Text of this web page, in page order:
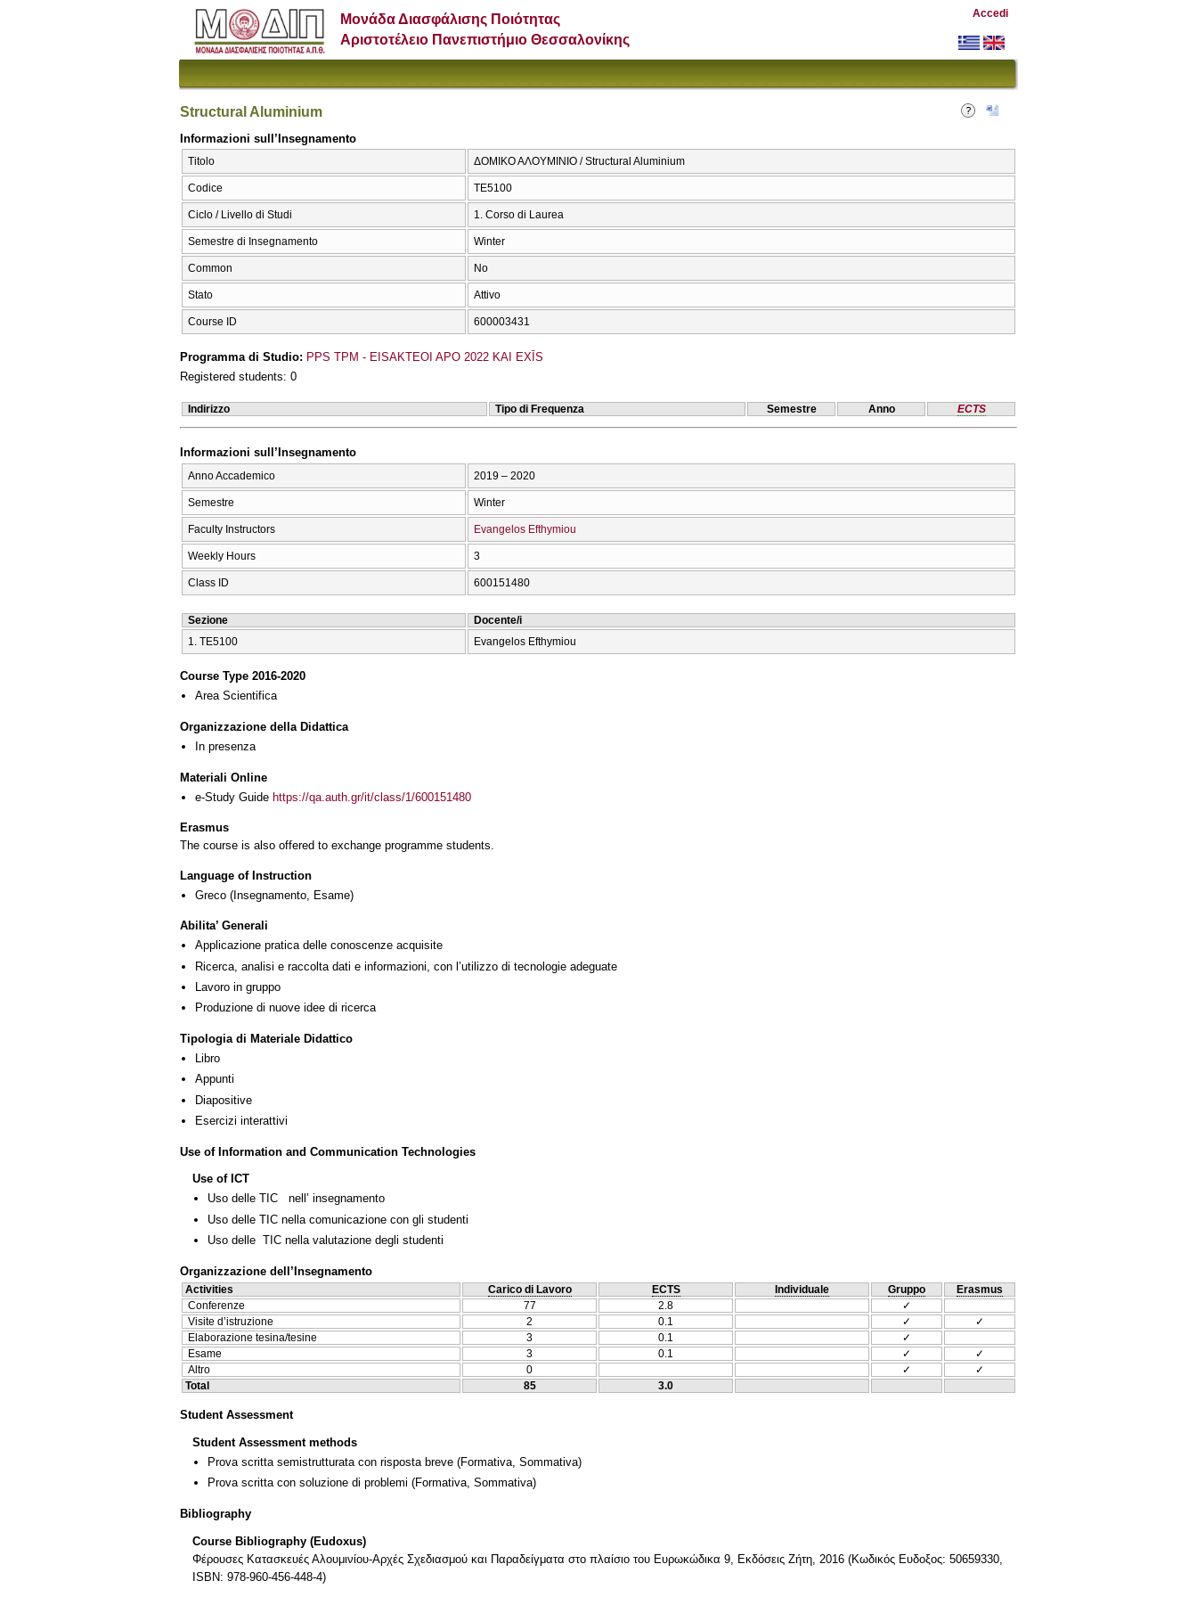
Μονάδα Διασφάλισης Ποιότητας
Αριστοτέλειο Πανεπιστήμιο Θεσσαλονίκης
Accedi
Structural Aluminium
Informazioni sull’Insegnamento
Titolo ΔΟΜΙΚΟ ΑΛΟΥΜΙΝΙΟ / Structural Aluminium
Codice ΤΕ5100
Ciclo / Livello di Studi 1. Corso di Laurea
Semestre di Insegnamento Winter
Common No
Stato Attivo
Course ID 600003431
Programma di Studio: PPS TPM - EISAKTEOI APO 2022 KAI EXĪS
Registered students: 0
Indirizzo Tipo di Frequenza Semestre Anno ECTS
Informazioni sull’Insegnamento
Anno Accademico 2019 – 2020
Semestre Winter
Faculty Instructors Evangelos Efthymiou
Weekly Hours 3
Class ID 600151480
Sezione
Docente/i
1. ΤΕ5100
Evangelos Efthymiou
Course Type 2016-2020
Area Scientifica
Organizzazione della Didattica
In presenza
Materiali Online
e-Study Guide https://qa.auth.gr/it/class/1/600151480
Erasmus
The course is also offered to exchange programme students.
Language of Instruction
Greco (Insegnamento, Esame)
Abilita’ Generali
Applicazione pratica delle conoscenze acquisite
Ricerca, analisi e raccolta dati e informazioni, con l’utilizzo di tecnologie adeguate
Lavoro in gruppo
Produzione di nuove idee di ricerca
Tipologia di Materiale Didattico
Libro
Appunti
Diapositive
Esercizi interattivi
Use of Information and Communication Technologies
Use of ICT
Uso delle TIC nell’ insegnamento
Uso delle TIC nella comunicazione con gli studenti
Uso delle TIC nella valutazione degli studenti
Organizzazione dell’Insegnamento
Activities Carico di Lavoro ECTS Individuale Gruppo
Erasmus
Conferenze
77 2.8
✓
Visite d’istruzione
2 0.1 ✓
✓
Elaborazione tesina/tesine
3 0.1
✓
Esame
3 0.1 ✓
✓
Altro
0 ✓
✓
Total
85 3.0
Student Assessment
Student Assessment methods
Prova scritta semistrutturata con risposta breve (Formativa, Sommativa)
Prova scritta con soluzione di problemi (Formativa, Sommativa)
Bibliography
Course Bibliography (Eudoxus)
Φέρουσες Kατασκευές Αλουμινίου-Αρχές Σχεδιασμού και Παραδείγματα στο πλαίσιο του Ευρωκώδικα 9, Εκδόσεις Ζήτη, 2016 (Κωδικός Ευδοξος: 50659330,
ISBN: 978-960-456-448-4)